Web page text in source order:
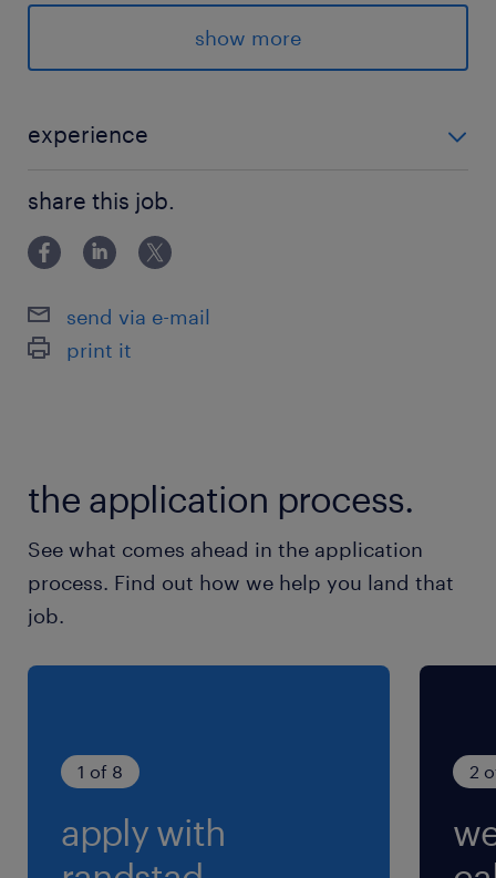
★現場は穏やかで落ち着いた環境です
★広い休憩室には図書コーナーがあり
派遣先の特徴
四国を拠点に、高度な仕組みを用いて日々の暮ら
です。
伊予鉄道／松山市駅（徒歩12分）
休日休暇
土日祝日
就業時間
show more
experience
を経験されている方 ＊Webシステムの開発経験
（Java、JavaScript、HTML等）をお持ちの方 ＊SEと
しての実務経験がある方 「この経験は
share this job.
send via e-mail
print it
the application process.
See what comes ahead in the application
process. Find out how we help you land that
job.
1 of 8
apply with
2